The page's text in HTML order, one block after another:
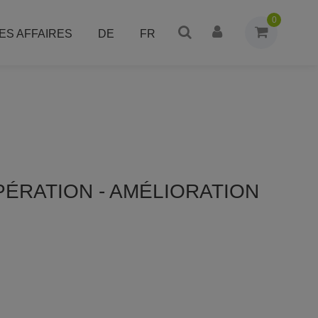
0
AFFAIRES DE FR
- AMÉLIORATION